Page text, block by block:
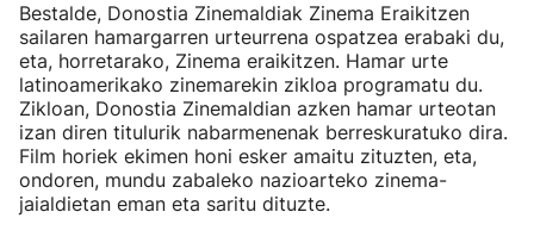
Bestalde, Donostia Zinemaldiak Zinema Eraikitzen
sailaren hamargarren urteurrena ospatzea erabaki du,
eta, horretarako, Zinema eraikitzen. Hamar urte
latinoamerikako zinemarekin zikloa programatu du.
Zikloan, Donostia Zinemaldian azken hamar urteotan
izan diren titulurik nabarmenenak berreskuratuko dira.
Film horiek ekimen honi esker amaitu zituzten, eta,
ondoren, mundu zabaleko nazioarteko zinema-
jaialdietan eman eta saritu dituzte.